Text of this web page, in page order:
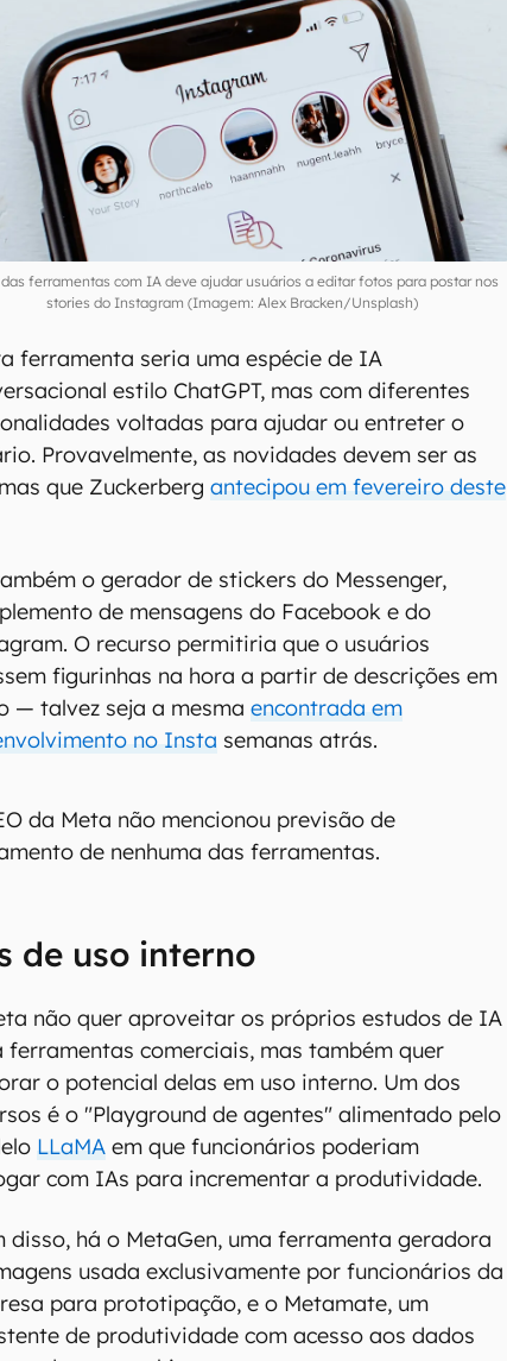
ferramentas com IA deve ajudar usuários a editar fotos para postar nos
stories do Instagram (Imagem: Alex Bracken/Unsplash)
ferramenta seria uma espécie de IA
estilo ChatGPT, mas com diferentes
voltadas para ajudar ou entreter o
Provavelmente, as novidades devem ser as
que Zuckerbergantecipou em fevereiro deste
o gerador de stickers do Messenger,
de mensagens do Facebook e do
O recurso permitiria que o usuários
figurinhas na hora a partir de descrições em
— talvez seja a mesmaencontrada em
no Insta semanas atrás.
da Meta não mencionou previsão de
de nenhuma das ferramentas.
de uso interno
não quer aproveitar os próprios estudos de IA
ferramentas comerciais, mas também quer
o potencial delas em uso interno. Um dos
é o "Playground de agentes" alimentado pelo
LLaMA em que funcionários poderiam
com IAs para incrementar a produtividade.
disso, há o MetaGen, uma ferramenta geradora
usada exclusivamente por funcionários da
para prototipação, e o Metamate, um
de produtividade com acesso aos dados